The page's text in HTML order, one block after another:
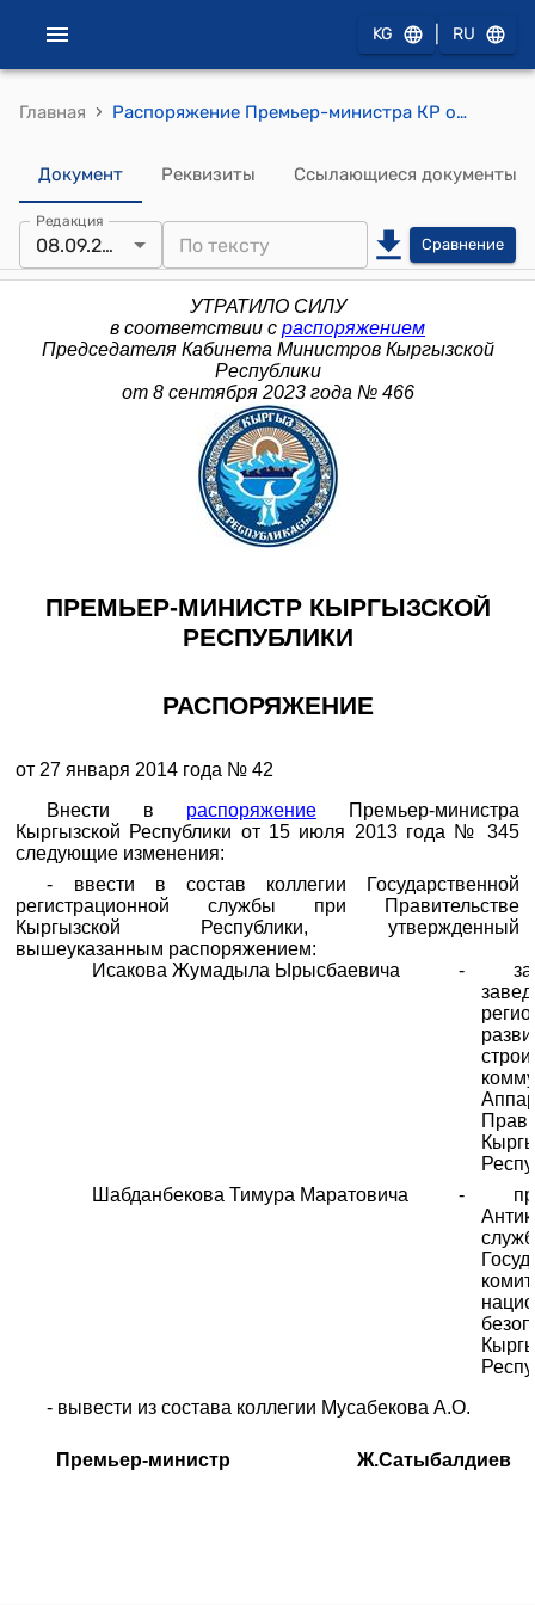
KG RU
Главная › Распоряжение Премьер-министра КР от 27 января 2014 года № 42 (О внесении изменений в распоряжение Премьер-министра Кыргызской Республики от 15 июля 2013 года № 345)
Документ Реквизиты Ссылающиеся документы
Редакция
08.09.2023 Сравнение